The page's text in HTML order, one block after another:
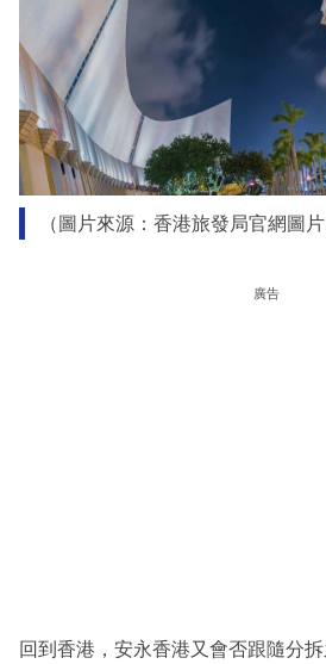
（圖片來源：香港旅發局官網圖片
廣告
回到香港，安永香港又會否跟隨分